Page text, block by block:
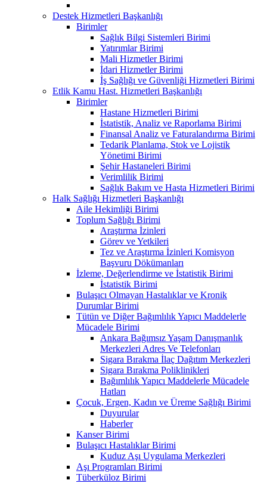
Destek Hizmetleri Başkanlığı
Birimler
Sağlık Bilgi Sistemleri Birimi
Yatırımlar Birimi
Mali Hizmetler Birimi
İdari Hizmetler Birimi
İş Sağlığı ve Güvenliği Hizmetleri Birimi
Etlik Kamu Hast. Hizmetleri Başkanlığı
Birimler
Hastane Hizmetleri Birimi
İstatistik, Analiz ve Raporlama Birimi
Finansal Analiz ve Faturalandırma Birimi
Tedarik Planlama, Stok ve Lojistik
Yönetimi Birimi
Şehir Hastaneleri Birimi
Verimlilik Birimi
Sağlık Bakım ve Hasta Hizmetleri Birimi
Halk Sağlığı Hizmetleri Başkanlığı
Aile Hekimliği Birimi
Toplum Sağlığı Birimi
Araştırma İzinleri
Görev ve Yetkileri
Tez ve Araştırma İzinleri Komisyon
Başvuru Dökümanları
İzleme, Değerlendirme ve İstatistik Birimi
İstatistik Birimi
Bulaşıcı Olmayan Hastalıklar ve Kronik
Durumlar Birimi
Tütün ve Diğer Bağımlılık Yapıcı Maddelerle
Mücadele Birimi
Ankara Bağımsız Yaşam Danışmanlık
Merkezleri Adres Ve Telefonları
Sigara Bırakma İlaç Dağıtım Merkezleri
Sigara Bırakma Poliklinikleri
Bağımlılık Yapıcı Maddelerle Mücadele
Hatları
Çocuk, Ergen, Kadın ve Üreme Sağlığı Birimi
Duyurular
Haberler
Kanser Birimi
Bulaşıcı Hastalıklar Birimi
Kuduz Aşı Uygulama Merkezleri
Aşı Programları Birimi
Tüberküloz Birimi